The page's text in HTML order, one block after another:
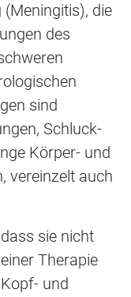
die
des
sind
Schluck-
Körper- und
vereinzelt auch
sie nicht
Therapie
und